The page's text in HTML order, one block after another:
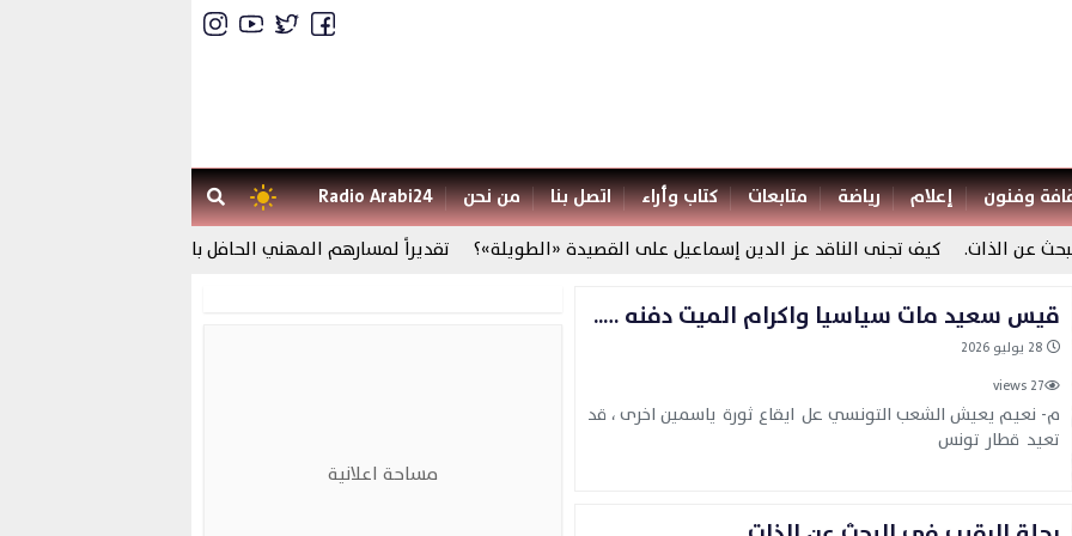
وفنون إعلام رياضة متابعات كتاب وأراء اتصل بنا من نحن
Radio Arabi24
الذات. كيف تجنى الناقد عز الدين إسماعيل على القصيدة «الطويلة»؟
تقديراً لمسارهم المهني الحافل بالعطاء ، المدرسة العليا
قيس سعيد مات سياسيا واكرام الميت دفنه …..
28 يوليو 2026
27 views
م- نعيم يعيش الشعب التونسي عل ايقاع ثورة ياسمين اخرى ، قد
تعيد قطار تونس
مساحة اعلانية